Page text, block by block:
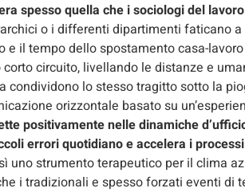
spesso quella che i sociologi del
o i differenti dipartimenti faticano
e il tempo dello spostamento casa-
circuito, livellando le distanze e
condividono lo stesso tragitto sotto la
orizzontale basato su
positivamente nelle dinamiche
errori quotidiano e accelera i
uno strumento terapeutico per il clima
i tradizionali e spesso forzati eventi di